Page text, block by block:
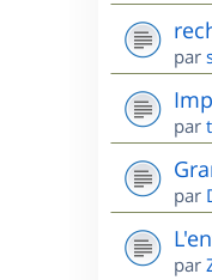
par
par
par
par